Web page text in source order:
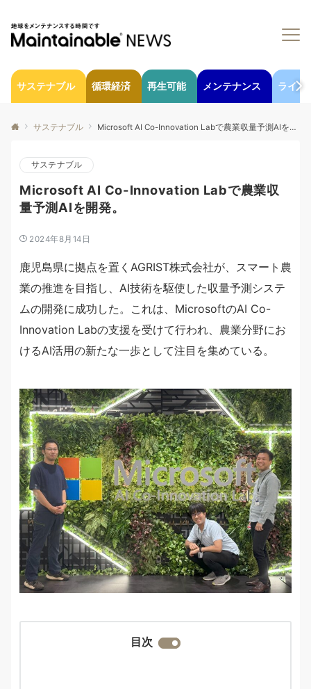
サステナブル 循環経済 再生可能 メンテナンス ライフ
サステナブル Microsoft AI Co-Innovation Labで農業収量予測AIを開発。
サステナブル
Microsoft AI Co-Innovation Labで農業収
量予測AIを開発。
2024年8月14日
鹿児島県に拠点を置くAGRIST株式会社が、スマート農
業の推進を目指し、AI技術を駆使した収量予測システ
ムの開発に成功した。これは、MicrosoftのAI Co-
Innovation Labの支援を受けて行われ、農業分野にお
けるAI活用の新たな一歩として注目を集めている。
目次